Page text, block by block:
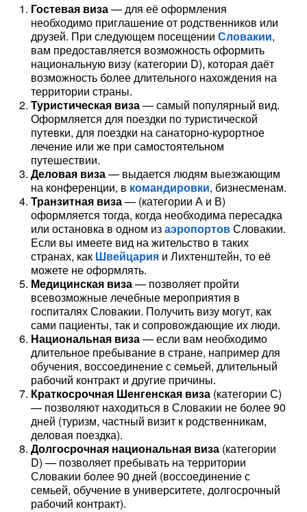
Гостевая виза— для её оформления
необходимо приглашение от родственников или
друзей. При следующем посещении Словакии,
вам предоставляется возможность оформить
национальную визу (категории D), которая даёт
возможность более длительного нахождения на
территории страны.
Туристическая виза— самый популярный вид.
Оформляется для поездки по туристической
путевки, для поездки на санаторно-курортное
лечение или же при самостоятельном
путешествии.
Деловая виза— выдается людям выезжающим
на конференции, в командировки, бизнесменам.
Транзитная виза— (категории А и В)
оформляется тогда, когда необходима пересадка
или остановка в одном изаэропортовСловакии.
Если вы имеете вид на жительство в таких
странах, как Швейцария и Лихтенштейн, то её
можете не оформлять.
Медицинская виза— позволяет пройти
всевозможные лечебные мероприятия в
госпиталях Словакии. Получить визу могут, как
сами пациенты, так и сопровождающие их люди.
Национальная виза— если вам необходимо
длительное пребывание в стране, например для
обучения, воссоединение с семьей, длительный
рабочий контракт и другие причины.
Краткосрочная Шенгенская виза (категории С)
— позволяют находиться в Словакии не более 90
дней (туризм, частный визит к родственникам,
деловая поездка).
Долгосрочная национальная виза (категории
D) — позволяет пребывать на территории
Словакии более 90 дней (воссоединение с
семьей, обучение в университете, долгосрочный
рабочий контракт).